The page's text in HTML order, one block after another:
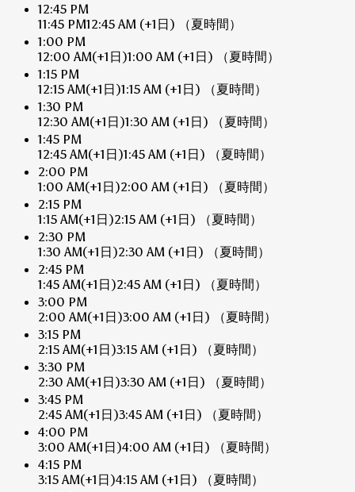
12:45 PM
11:45 PM12:45 AM (+1日)
（夏時間）
1:00 PM
12:00 AM(+1日)1:00 AM (+1日)
（夏時間）
1:15 PM
12:15 AM(+1日)1:15 AM (+1日)
（夏時間）
1:30 PM
12:30 AM(+1日)1:30 AM (+1日)
（夏時間）
1:45 PM
12:45 AM(+1日)1:45 AM (+1日)
（夏時間）
2:00 PM
1:00 AM(+1日)2:00 AM (+1日)
（夏時間）
2:15 PM
1:15 AM(+1日)2:15 AM (+1日)
（夏時間）
2:30 PM
1:30 AM(+1日)2:30 AM (+1日)
（夏時間）
2:45 PM
1:45 AM(+1日)2:45 AM (+1日)
（夏時間）
3:00 PM
2:00 AM(+1日)3:00 AM (+1日)
（夏時間）
3:15 PM
2:15 AM(+1日)3:15 AM (+1日)
（夏時間）
3:30 PM
2:30 AM(+1日)3:30 AM (+1日)
（夏時間）
3:45 PM
2:45 AM(+1日)3:45 AM (+1日)
（夏時間）
4:00 PM
3:00 AM(+1日)4:00 AM (+1日)
（夏時間）
4:15 PM
3:15 AM(+1日)4:15 AM (+1日)
（夏時間）